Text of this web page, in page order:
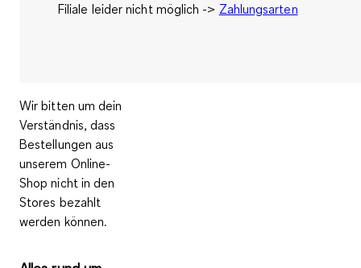
Filiale leider nicht möglich -> Zahlungsarten
Wir bitten um dein
Verständnis, dass
Bestellungen aus
unserem Online-
Shop nicht in den
Stores bezahlt
werden können.